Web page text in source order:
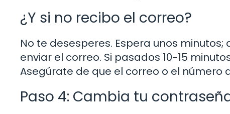
¿Y si no recibo el correo?
No te desesperes. Espera unos
enviar el correo. Si pasados 10-15
Asegúrate de que el correo o el número
Paso 4: Cambia tu